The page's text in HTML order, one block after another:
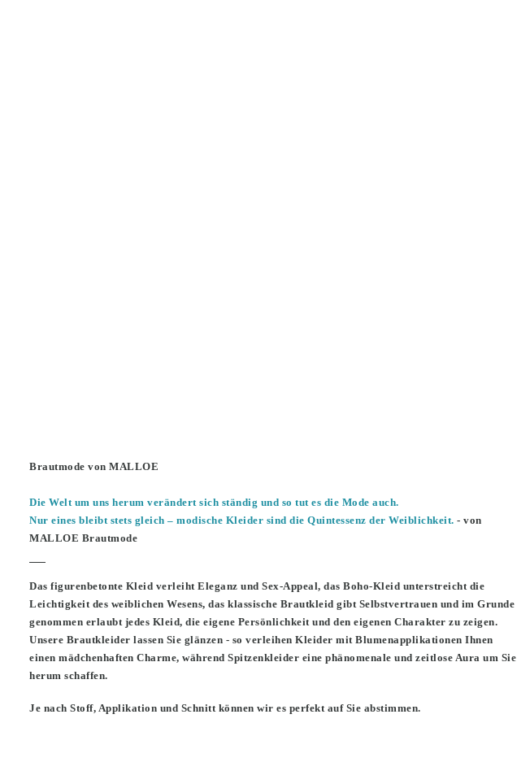
Brautmode von MALLOE
Die Welt um uns herum verändert sich ständig und so tut es die Mode auch.
Nur eines bleibt stets gleich – modische Kleider sind die Quintessenz der Weiblichkeit. - von
MALLOE Brautmode
Das figurenbetonte Kleid verleiht Eleganz und Sex-Appeal, das Boho-Kleid unterstreicht die
Leichtigkeit des weiblichen Wesens, das klassische Brautkleid gibt Selbstvertrauen und im Grunde
genommen erlaubt jedes Kleid, die eigene Persönlichkeit und den eigenen Charakter zu zeigen.
Unsere Brautkleider lassen Sie glänzen - so verleihen Kleider mit Blumenapplikationen Ihnen
einen mädchenhaften Charme, während Spitzenkleider eine phänomenale und zeitlose Aura um Sie
herum schaffen.
Je nach Stoff, Applikation und Schnitt können wir es perfekt auf Sie abstimmen.